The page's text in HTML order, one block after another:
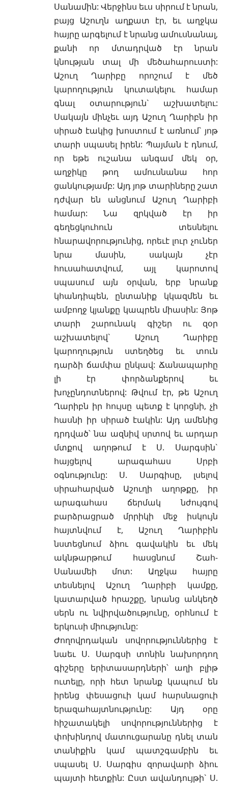
Սանամին: Վերջինս եւս սիրում է նրան,
բայց Աշուղն աղքատ էր, եւ աղջկա
հայրը արգելում է նրանց ամուսնանալ,
քանի որ մտադրված էր նրան
կնության տալ մի մեծահարուստի:
Աշուղ Ղարիբը որոշում է մեծ
կարողություն կուտակելու համար
գնալ օտարություն` աշխատելու:
Սակայն մինչեւ այդ Աշուղ Ղարիբն իր
սիրած էակից խոստում է առնում` յոթ
տարի սպասել իրեն: Պայման է դնում,
որ եթե ուշանա անգամ մեկ օր,
աղջիկը թող ամուսնանա հոր
ցանկությամբ: Այդ յոթ տարիները շատ
դժվար են անցնում Աշուղ Ղարիբի
համար: Նա զրկված էր իր
գեղեցկուհուն տեսնելու
հնարավորությունից, որեւէ լուր չուներ
նրա մասին, սակայն չէր
հուսահատվում, այլ կարոտով
սպասում այն օրվան, երբ նրանք
կհանդիպեն, ընտանիք կկազմեն եւ
ամբողջ կյանքը կապրեն միասին: Յոթ
տարի շարունակ գիշեր ու զօր
աշխատելով` Աշուղ Ղարիբը
կարողություն ստեղծեց եւ տուն
դարձի ճամփա ընկավ: Ճանապարհը
լի էր փորձանքերով եւ
խոչընդոտներով: Թվում էր, թե Աշուղ
Ղարիբն իր հույսը պետք է կորցնի, չի
հասնի իր սիրած էակին: Այդ ամենից
դրդված՝ նա ազնիվ սրտով եւ արդար
մտքով աղոթում է Ս. Սարգսին`
հայցելով արագահաս Սրբի
օգնությունը: Ս. Սարգիսը, լսելով
սիրահարված Աշուղի աղոթքը, իր
արագահաս ճերմակ նժույգով
բարձրացրած մրրիկի մեջ իսկույն
հայտնվում է, Աշուղ Ղարիբին
նստեցնում ձիու գավակին եւ մեկ
ակնթարթում հասցնում Շահ-
Սանամեի մոտ: Աղջկա հայրը
տեսնելով Աշուղ Ղարիբի կամքը,
կատարված հրաշքը, նրանց անկեղծ
սերն ու նվիրվածությունը, օրհնում է
երկուսի միությունը:
Ժողովրդական սովորություններից է
նաեւ Ս. Սարգսի տոնին նախորդող
գիշերը երիտասարդների՝ աղի բլիթ
ուտելը, որի հետ նրանք կապում են
իրենց փեսացուի կամ հարսնացուի
երազահայտնությունը: Այդ օրը
հիշատակելի սովորություններից է
փոխինդով մատուցարանը դնել տան
տանիքին կամ պատշգամբին եւ
սպասել Ս. Սարգիս զորավարի ձիու
պայտի հետքին: Ըստ ավանդույթի` Ս.